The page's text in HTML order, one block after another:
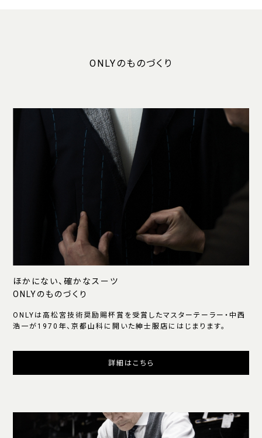
ONLYのものづくり
ほかにない、確かなスーツ
ONLYのものづくり
ONLYは高松宮技術奨励賜杯賞を受賞したマスターテーラー・中西
浩一が1970年、京都山科に開いた紳士服店にはじまります。
詳細はこちら